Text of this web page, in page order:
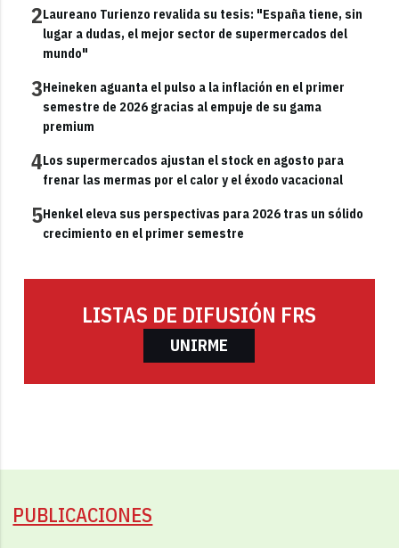
2Laureano Turienzo revalida su tesis: "España tiene, sin
lugar a dudas, el mejor sector de supermercados del
mundo"
3Heineken aguanta el pulso a la inflación en el primer
semestre de 2026 gracias al empuje de su gama
premium
4Los supermercados ajustan el stock en agosto para
frenar las mermas por el calor y el éxodo vacacional
5Henkel eleva sus perspectivas para 2026 tras un sólido
crecimiento en el primer semestre
LISTAS DE DIFUSIÓN FRS
UNIRME
PUBLICACIONES